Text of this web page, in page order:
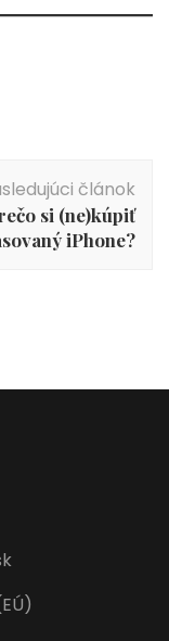
článok
si (ne)kúpiť
iPhone?